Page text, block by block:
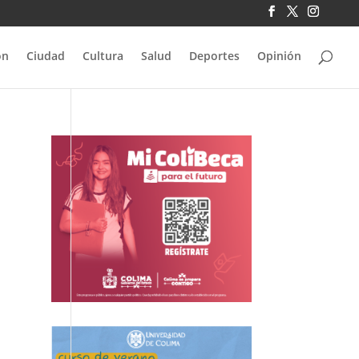
Ciudad Cultura Salud Deportes Opinión